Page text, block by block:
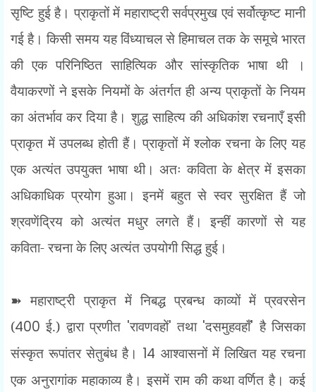
सृष्टि हुई है। प्राकृतों में महाराष्ट्री सर्वप्रमुख एवं सर्वोत्कृष्ट मानी
गई है। किसी समय यह विंध्याचल से हिमाचल तक के समूचे भारत
की एक परिनिष्ठित साहित्यिक और सांस्कृतिक भाषा थी ।
वैयाकरणों ने इसके नियमों के अंतर्गत ही अन्य प्राकृतों के नियम
का अंतर्भाव कर दिया है। शुद्ध साहित्य की अधिकांश रचनाएँ इसी
प्राकृत में उपलब्ध होती हैं। प्राकृतों में श्लोक रचना के लिए यह
एक अत्यंत उपयुक्त भाषा थी। अतः कविता के क्षेत्र में इसका
अधिकाधिक प्रयोग हुआ। इनमें बहुत से स्वर सुरक्षित हैं जो
श्रवणेंद्रिय को अत्यंत मधुर लगते हैं। इन्हीं कारणों से यह
कविता- रचना के लिए अत्यंत उपयोगी सिद्ध हुई।
➽महाराष्ट्री प्राकृत में निबद्ध प्रबन्ध काव्यों में प्रवरसेन
(400 ई.) द्वारा प्रणीत 'रावणवहों'तथा 'दसमुहवहाँ'है जिसका
संस्कृत रूपांतर सेतुबंध है। 14 आश्वासनों में लिखित यह रचना
एक अनुरागांक महाकाव्य है। इसमें रामकी कथा वर्णित है। कई